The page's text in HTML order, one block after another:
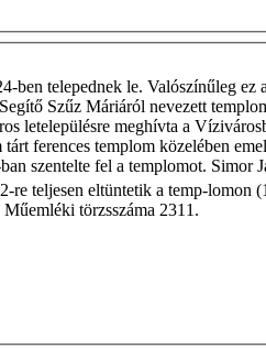
ben telepednek le. Valószínűleg
Szűz Máriáról nevezett
letelepülésre meghívta a
ferences templom közelében
szentelte fel a templomot.
re teljesen eltüntetik a temp-lomon
törzsszáma 2311.